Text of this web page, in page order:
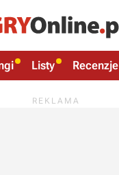
Listy Recenzje